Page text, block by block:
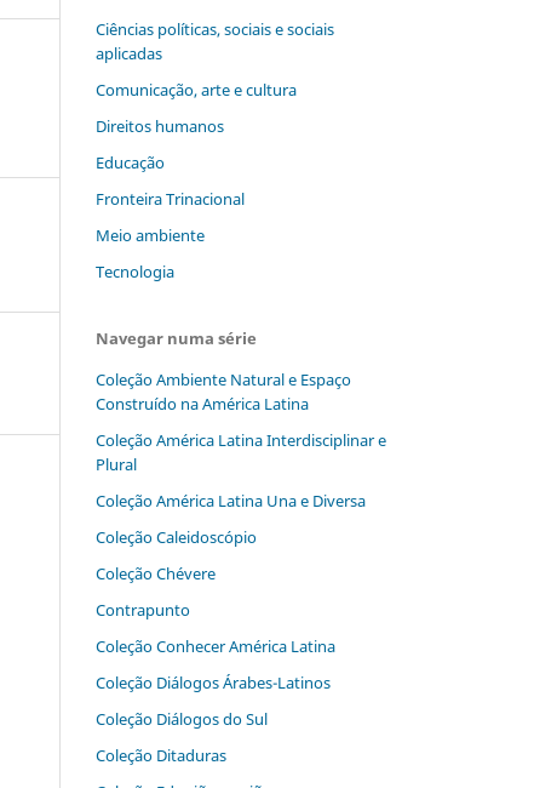
Ciências políticas, sociais e sociais
aplicadas
Comunicação, arte e cultura
Direitos humanos
Educação
Fronteira Trinacional
Meio ambiente
Tecnologia
Navegar numa série
Coleção Ambiente Natural e Espaço
Construído na América Latina
Coleção América Latina Interdisciplinar e
Plural
Coleção América Latina Una e Diversa
Coleção Caleidoscópio
Coleção Chévere
Contrapunto
Coleção Conhecer América Latina
Coleção Diálogos‬ ‭Árabes-Latinos
Coleção Diálogos do Sul
Coleção Ditaduras